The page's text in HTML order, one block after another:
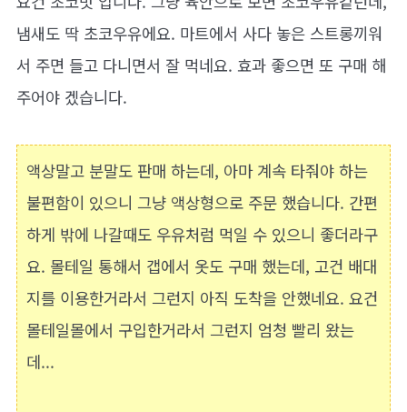
냄새도 딱 초코우유에요. 마트에서 사다 놓은 스트롱끼워
서 주면 들고 다니면서 잘 먹네요. 효과 좋으면 또 구매 해
주어야 겠습니다.
액상말고 분말도 판매 하는데, 아마 계속 타줘야 하는
불편함이 있으니 그냥 액상형으로 주문 했습니다. 간편
하게 밖에 나갈때도 우유처럼 먹일 수 있으니 좋더라구
요. 몰테일 통해서 갭에서 옷도 구매 했는데, 고건 배대
지를 이용한거라서 그런지 아직 도착을 안했네요. 요건
몰테일몰에서 구입한거라서 그런지 엄청 빨리 왔는
데...